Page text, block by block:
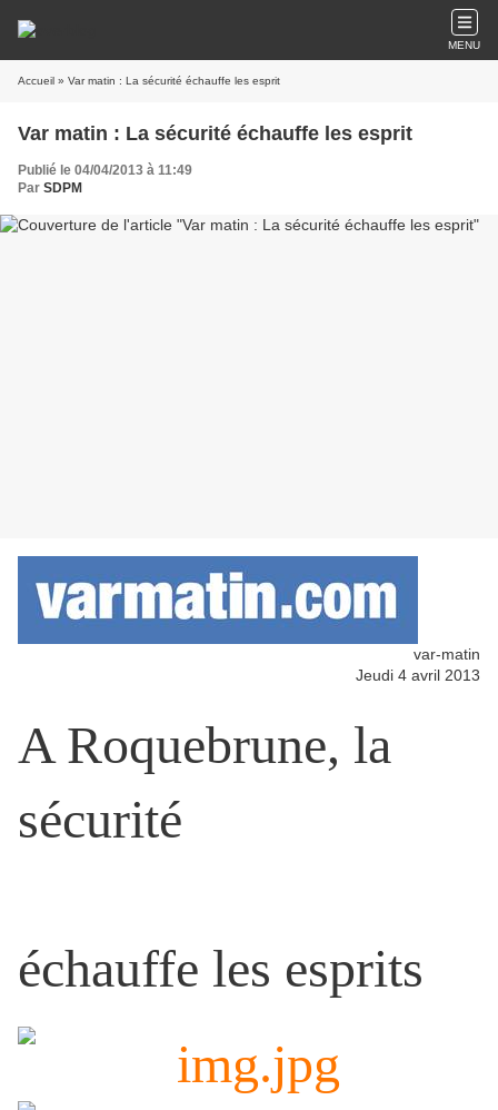
MENU
Accueil » Var matin : La sécurité échauffe les esprit
Var matin : La sécurité échauffe les esprit
Publié le 04/04/2013 à 11:49
Par SDPM
var-matin
Jeudi 4 avril 2013
A Roquebrune, la
sécurité
échauffe les esprits